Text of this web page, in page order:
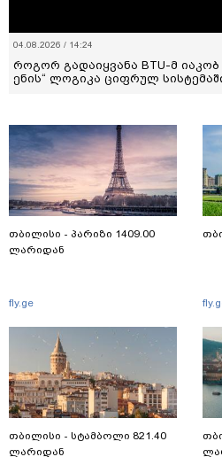
04.08.2026 / 14:24
როგორ გადაიყვანა BTU-მ
ენის“ ლოგიკა ციფრულ
თბილისი - პარიზი 1409.00
ლარიდან
fly.ge
თბილისი - სტამბოლი 821.40
ლარიდან